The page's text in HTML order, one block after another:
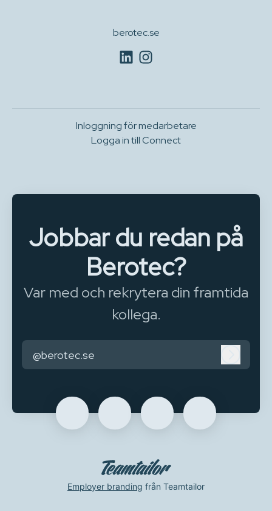
berotec.se
Inloggning för medarbetare
Logga in till Connect
Jobbar du redan på
Berotec?
Var med och rekrytera din framtida
kollega.
@berotec.se
Employer branding från Teamtailor